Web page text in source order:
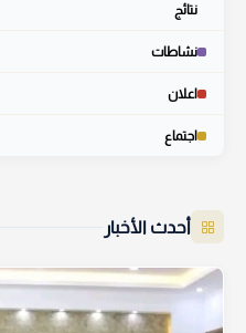
نتائج
نشاطات
اعلان
اجتماع
أحدث الأخبار